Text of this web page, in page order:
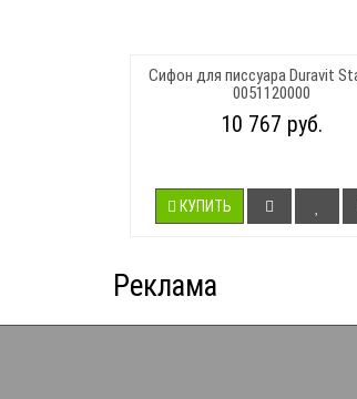
Сифон для писсуара Duravit
0051120000
10 767 руб.
КУПИТЬ
Реклама